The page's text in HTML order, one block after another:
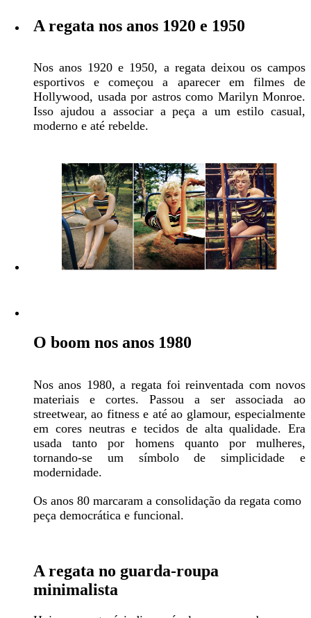
A regata nos anos 1920 e 1950
Nos anos 1920 e 1950, a regata deixou os campos
esportivos e começou a aparecer em filmes de
Hollywood, usada por astros como Marilyn Monroe.
Isso ajudou a associar a peça a um estilo casual,
moderno e até rebelde.
O boom nos anos 1980
Nos anos 1980, a regata foi reinventada com novos
materiais e cortes. Passou a ser associada ao
streetwear, ao fitness e até ao glamour, especialmente
em cores neutras e tecidos de alta qualidade. Era
usada tanto por homens quanto por mulheres,
tornando-se um símbolo de simplicidade e
modernidade.
Os anos 80 marcaram a consolidação da regata como
peça democrática e funcional.
A regata no guarda-roupa
minimalista